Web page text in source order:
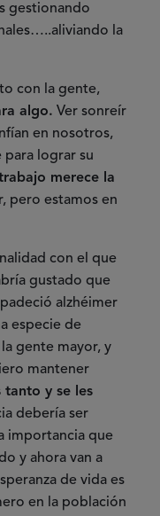
gestionando
la
con la gente,
algo. Ver sonreír
en nosotros,
lograr su
merece la
pero estamos en
con el que
gustado que
alzhéimer
especie de
gente mayor, y
mantener
tanto y se les
debería ser
importancia que
y ahora van a
de vida es
en la población